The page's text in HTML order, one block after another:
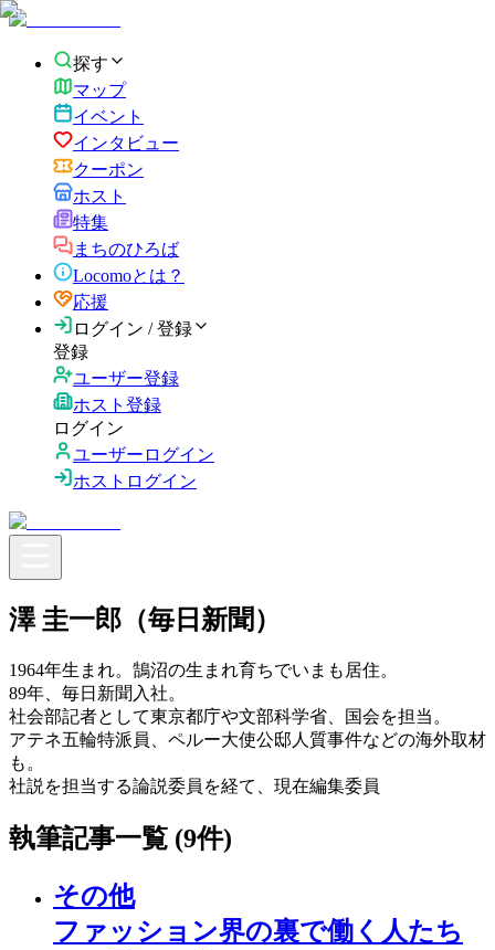
探す
マップ
イベント
インタビュー
クーポン
ホスト
特集
まちのひろば
Locomoとは？
応援
ログイン / 登録
登録
ユーザー登録
ホスト登録
ログイン
ユーザーログイン
ホストログイン
澤 圭一郎（毎日新聞）
1964年生まれ。鵠沼の生まれ育ちでいまも居住。
89年、毎日新聞入社。
社会部記者として東京都庁や文部科学省、国会を担当。
アテネ五輪特派員、ペルー大使公邸人質事件などの海外取材
も。
社説を担当する論説委員を経て、現在編集委員
執筆記事一覧 (9件)
その他
ファッション界の裏で働く人たち